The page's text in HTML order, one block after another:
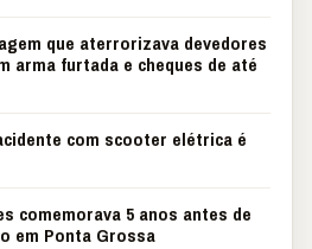
que aterrorizava devedores
arma furtada e cheques de até
com scooter elétrica é
comemorava 5 anos antes de
em Ponta Grossa